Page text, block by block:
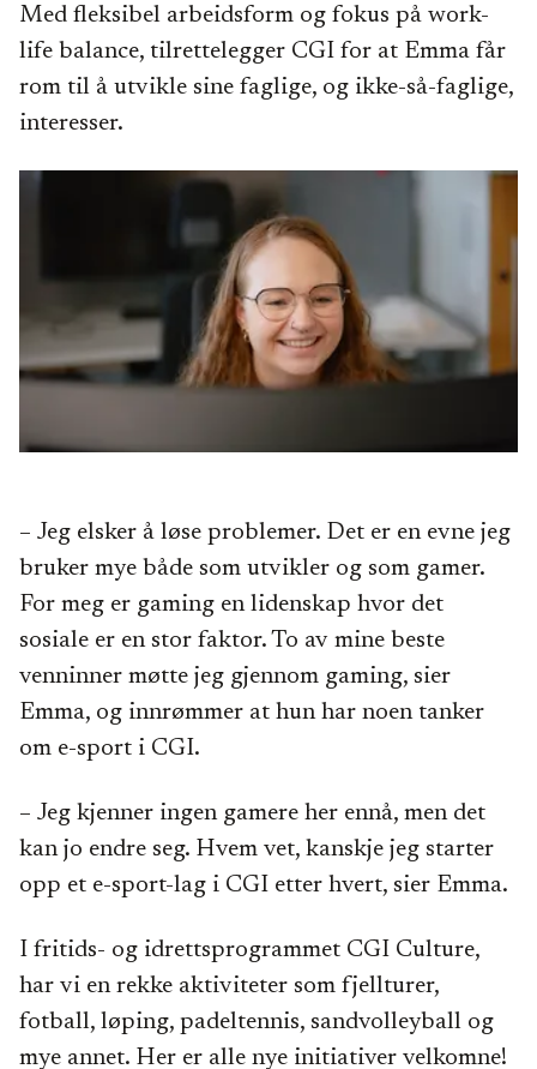
Med fleksibel arbeidsform og fokus på work-
life balance, tilrettelegger CGI for at Emma får
rom til å utvikle sine faglige, og ikke-så-faglige,
interesser.
– Jeg elsker å løse problemer. Det er en evne jeg
bruker mye både som utvikler og som gamer.
For meg er gaming en lidenskap hvor det
sosiale er en stor faktor. To av mine beste
venninner møtte jeg gjennom gaming, sier
Emma, og innrømmer at hun har noen tanker
om e-sport i CGI.
– Jeg kjenner ingen gamere her ennå, men det
kan jo endre seg. Hvem vet, kanskje jeg starter
opp et e-sport-lag i CGI etter hvert, sier Emma.
I fritids- og idrettsprogrammet CGI Culture,
har vi en rekke aktiviteter som fjellturer,
fotball, løping, padeltennis, sandvolleyball og
mye annet. Her er alle nye initiativer velkomne!